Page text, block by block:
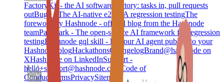
FactoryKit - the AI software factory: tasks in, pull requests
outBug0 - The AI-native e2e QA regression testingThe
foreword by Hashnode - official blog from the Hashnode
teamPassmark - The open-source AI framework for regression
testingHashnode gql skill - let your AI agent publish to your
Hashnode blogHackathonsChangelogBrand@hashnode on
XHashnode on LinkedInSupport -
hello+support@hashnode.com
Code of
Conduct
TermsPrivacySitemap